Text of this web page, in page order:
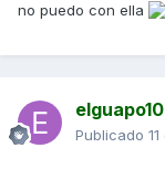
no puedo con ella
Publicado